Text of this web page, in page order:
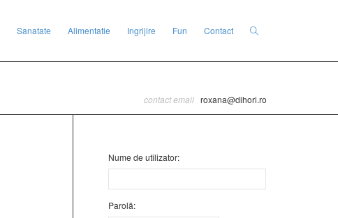
Sanatate Alimentatie Ingrijire Fun Contact
contact email roxana@dihori.ro
Nume de utilizator:
Parolă: